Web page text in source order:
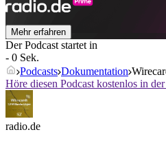
Mehr erfahren
Der Podcast startet in
- 0 Sek.
Podcasts Dokumentation
Höre diesen Podcast kostenlos in
radio.de